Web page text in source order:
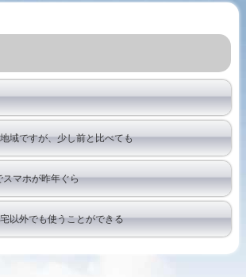
域ですが、少し前と比べても
マホが昨年ぐら
以外でも使うことができる